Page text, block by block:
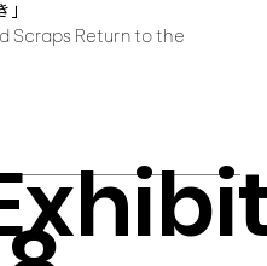
Scraps Return to the
」